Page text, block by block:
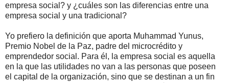
empresa social? y ¿cuáles son las diferencias entre una
empresa social y una tradicional?
Yo prefiero la definición que aporta Muhammad Yunus,
Premio Nobel de la Paz, padre del microcrédito y
emprendedor social. Para él, la empresa social es aquella
en la que las utilidades no van a las personas que poseen
el capital de la organización, sino que se destinan a un fin